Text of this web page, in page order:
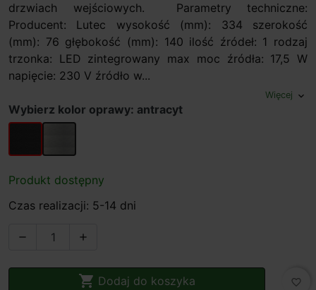
drzwiach wejściowych. Parametry techniczne:
Producent: Lutec wysokość (mm): 334 szerokość
(mm): 76 głębokość (mm): 140 ilość źródeł: 1 rodzaj
trzonka: LED zintegrowany max moc źródła: 17,5 W
napięcie: 230 V źródło w...
Więcej expand_more
Wybierz kolor oprawy: antracyt
antracytstal nierdzewna
Produkt dostępny
Czas realizacji: 5-14 dni
 
 Dodaj do koszyka favorite_border